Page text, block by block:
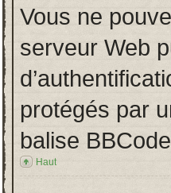
Vous ne
serveur Web
protégés par
balise
Haut